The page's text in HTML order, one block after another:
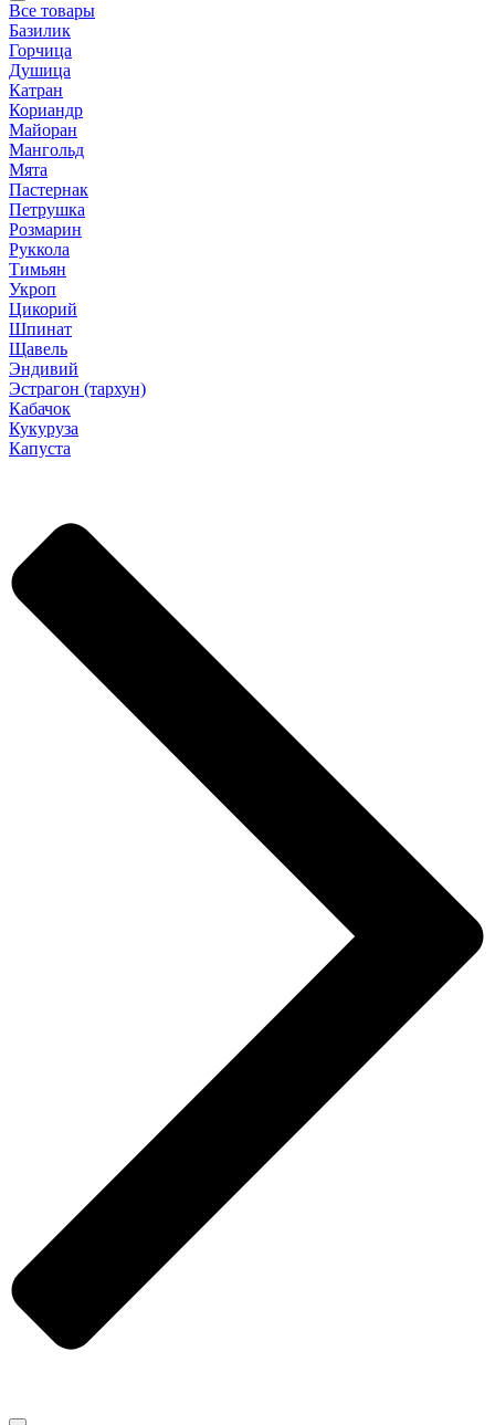
Все товары
Базилик
Горчица
Душица
Катран
Кориандр
Майоран
Мангольд
Мята
Пастернак
Петрушка
Розмарин
Руккола
Тимьян
Укроп
Цикорий
Шпинат
Щавель
Эндивий
Эстрагон (тархун)
Кабачок
Кукуруза
Капуста